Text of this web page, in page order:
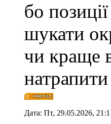
бо
шукати
чи краще
Дата: Пт, 29.05.2026,